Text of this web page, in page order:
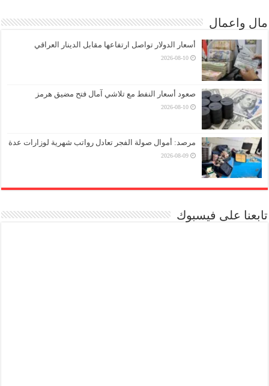
مال واعمال
أسعار الدولار تواصل ارتفاعها مقابل الدينار العراقي
2026-08-10
صعود أسعار النفط مع تلاشي آمال فتح مضيق هرمز
2026-08-10
مرصد: أموال صولة الفجر تعادل رواتب شهرية لوزارات عدة
2026-08-09
تابعنا على فيسبوك